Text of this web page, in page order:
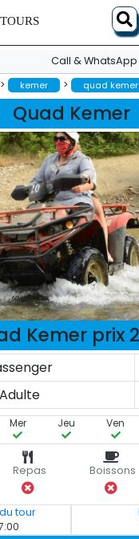
Call & WhatsApp
> kemer > quad kemer
Quad Kemer
Kemer prix
Adulte
Mer Jeu Ven
Repas Boissons
tour